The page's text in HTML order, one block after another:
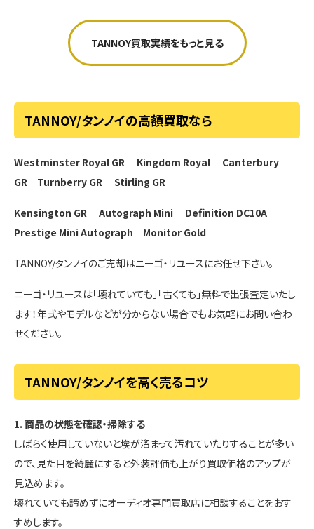
TANNOY買取実績をもっと見る
TANNOY/タンノイの高額買取なら
Westminster Royal GR Kingdom Royal
Canterbury
GR Turnberry GR Stirling GR
Kensington GR Autograph Mini
Definition DC10A
Prestige Mini Autograph Monitor Gold
TANNOY/タンノイのご売却はニーゴ・リユースにお任せ下さい。
ニーゴ・リユースは「壊れていても」「古くても」無料で出張査定いたし
ます！年式やモデルなどが分からない場合でもお気軽にお問い合わ
せください。
TANNOY/タンノイを高く売るコツ
1. 商品の状態を確認・掃除する
しばらく使用していないと埃が溜まって汚れていたりすることが多い
ので、見た目を綺麗にすると外装評価も上がり買取価格のアップが
見込めます。
壊れていても諦めずにオーディオ専門買取店に相談することをおす
すめします。